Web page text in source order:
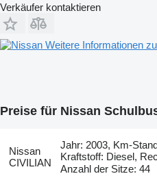
Verkäufer kontaktieren
Weitere Informationen
Preise für Nissan
Nissan
CIVILIAN
Jahr: 2003, Km-
Kraftstoff: Diesel,
Anzahl der Sitze: 44